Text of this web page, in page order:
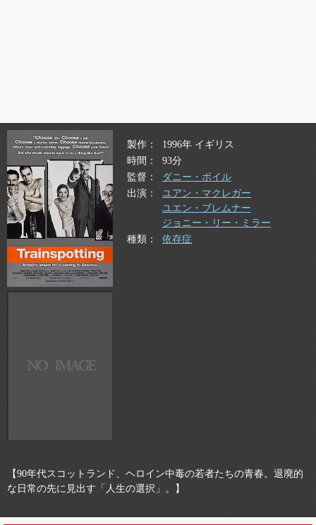
製作
1996年 イギリス
時間
93分
監督
ダニー・ボイル
出演
ユアン・マクレガー
ユエン・ブレムナー
ジョニー・リー・ミラー
種類
依存症
【90年代スコットランド、ヘロイン中毒の若者たちの青春。退廃的
な日常の先に見出す「人生の選択」。】